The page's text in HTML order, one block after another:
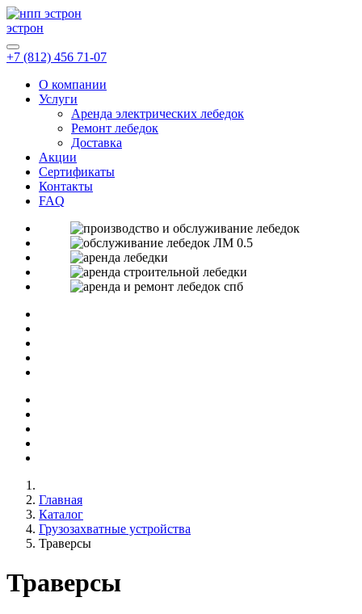
эстрон
+7 (812) 456 71-07
О компании
Услуги
Аренда электрических лебедок
Ремонт лебедок
Доставка
Акции
Сертификаты
Контакты
FAQ
Главная
Каталог
Грузозахватные устройства
Траверсы
Траверсы